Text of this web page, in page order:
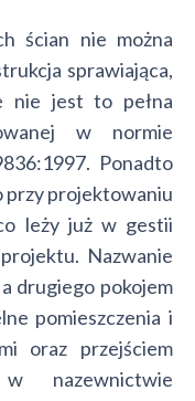
ścian nie można
sprawiająca,
nie jest to pełna
w normie
Ponadto
projektowaniu
leży już w gestii
Nazwanie
drugiego pokojem
pomieszczenia i
oraz przejściem
nazewnictwie